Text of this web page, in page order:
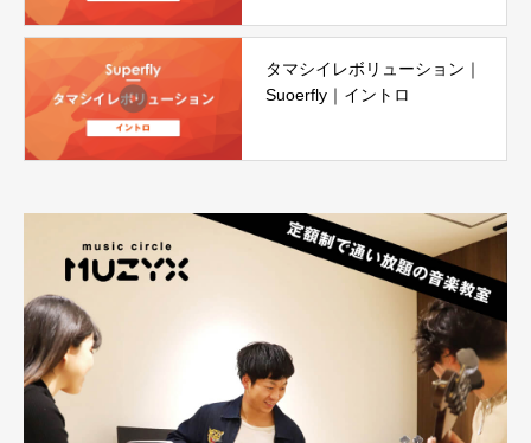
タマシイレボリューション｜
Suoerfly｜イントロ